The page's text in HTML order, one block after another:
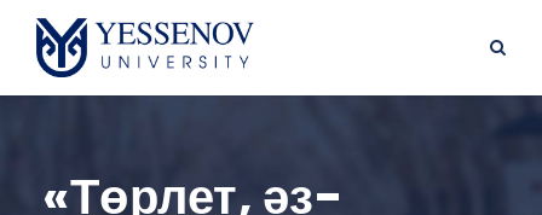
«Төрлет, әз-